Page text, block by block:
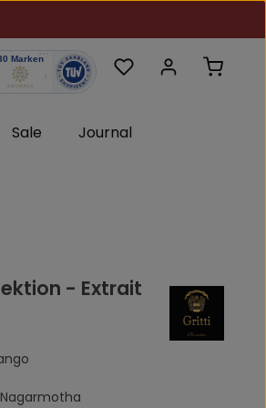
Du hast 0 Produkte
Sale Journal
- Extrait
Nagarmotha